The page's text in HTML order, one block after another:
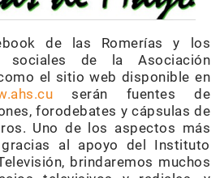
de las Romerías y los
sociales de la Asociación
el sitio web disponible en
serán fuentes de
forodebates y cápsulas de
Uno de los aspectos más
al apoyo del Instituto
brindaremos muchos